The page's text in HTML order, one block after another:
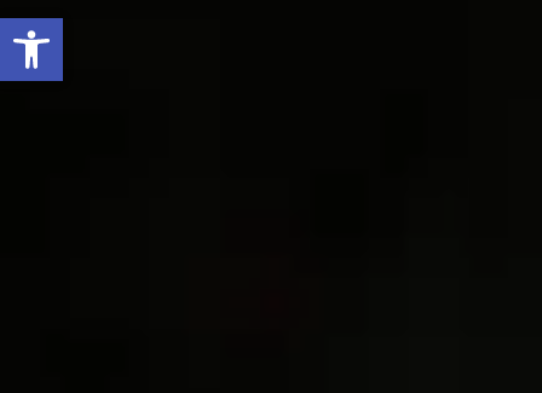
Ouvrir la barre d’outils